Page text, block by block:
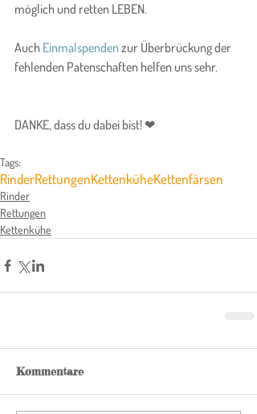
möglich und retten LEBEN.
Auch Einmalspenden zur Überbrückung der
fehlenden Patenschaften helfen uns sehr.
DANKE, dass du dabei bist! ❤
Tags:
RinderRettungenKettenküheKettenfärsen
Rinder
Rettungen
Kettenkühe
Kommentare